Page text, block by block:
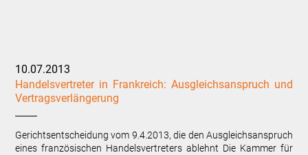
10.07.2013
Handelsvertreter in Frankreich: Ausgleichsanspruch und
Vertragsverlängerung
Gerichtsentscheidung vom 9.4.2013, die den Ausgleichsanspruch
eines französischen Handelsvertreters ablehnt Die Kammer für